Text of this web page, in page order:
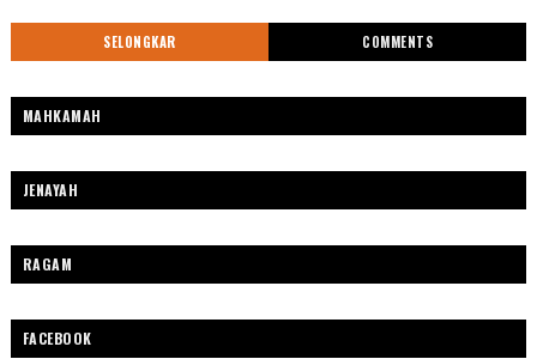
SELONGKAR COMMENTS
MAHKAMAH
JENAYAH
RAGAM
FACEBOOK